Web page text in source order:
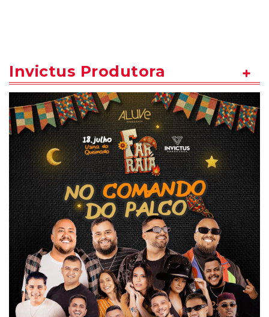
Invictus Produtora